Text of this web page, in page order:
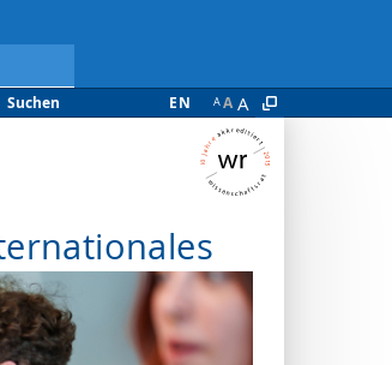
Suchen EN A A A